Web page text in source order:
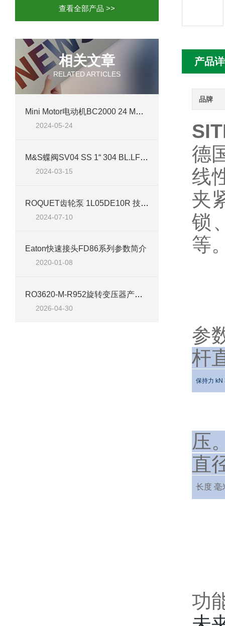
AC-motoren交流电机FCA 132S-4/
AC-motoren交流电机ACM 160M-4参
AC-MOTOREN电机FCPA 80B-6参数
AC-MOTOREN电机FCPA 71B-2参数
查看全部产品 >>
相关文章
RELATED ARTICLES
Mini Motor电动机BC2000 24 MP 25 B3 案例分析
2024-05-24
M&S蝶阀SV04 SS 1“ 304 BL.LF-TOP 2NI/1MV VMQ4技术参数及应用介绍
2024-03-15
ROQUET齿轮泵 1L05DE10R 技术介绍
2024-07-10
Eaton快速接头FD86系列参数简介
2020-01-08
RO3620-M-R952旋转变压器产品特点介绍
2026-04-30
产品
品牌
德
线
夹
锁
等
参
杆
保持力 kN
压
直
长度 毫
功